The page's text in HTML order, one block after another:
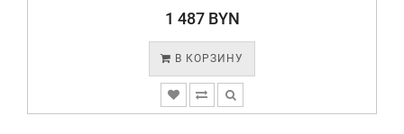
1 487 BYN
В КОРЗИНУ